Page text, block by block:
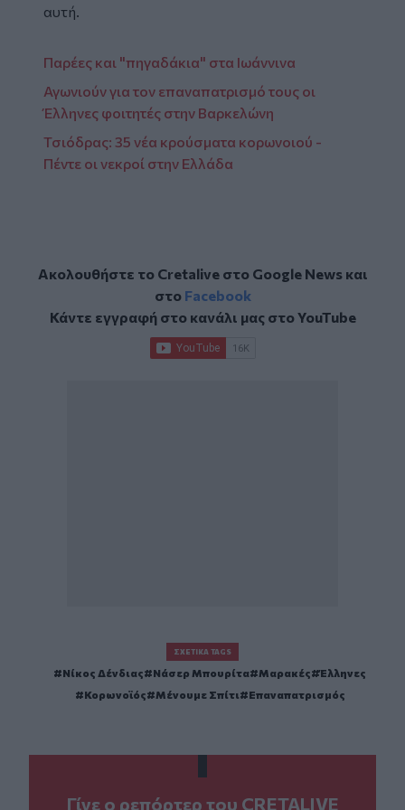
αυτή.
Παρέες και "πηγαδάκια" στα Ιωάννινα
Αγωνιούν για τον επαναπατρισμό τους οι
Έλληνες φοιτητές στην Βαρκελώνη
Τσιόδρας: 35 νέα κρούσματα κορωνοιού -
Πέντε οι νεκροί στην Ελλάδα
Ακολουθήστε το Cretalive στο Google Newsκαι
στο Facebook
Κάντε εγγραφή στο κανάλι μας στοYouTube
ΣΧΕΤΙΚΆ TAGS
Νίκος Δένδιας Nάσερ Μπουρίτα Μαρακές
Έλληνες
Κορωνοϊός
Μένουμε Σπίτι Επαναπατρισμός
Γίνε ο ρεπόρτερ του CRETALIVE